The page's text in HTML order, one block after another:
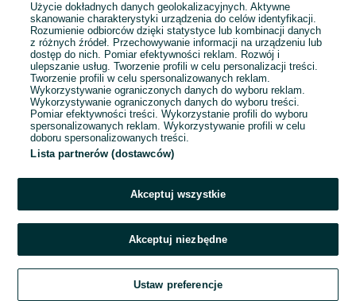
Przejdź na stronę główną
Użycie dokładnych danych geolokalizacyjnych. Aktywne
skanowanie charakterystyki urządzenia do celów identyfikacji.
Rozumienie odbiorców dzięki statystyce lub kombinacji danych
z różnych źródeł. Przechowywanie informacji na urządzeniu lub
dostęp do nich. Pomiar efektywności reklam. Rozwój i
ulepszanie usług. Tworzenie profili w celu personalizacji treści.
Tworzenie profili w celu spersonalizowanych reklam.
Wykorzystywanie ograniczonych danych do wyboru reklam.
Wykorzystywanie ograniczonych danych do wyboru treści.
Pomiar efektywności treści. Wykorzystanie profili do wyboru
spersonalizowanych reklam. Wykorzystywanie profili w celu
doboru spersonalizowanych treści.
Lista partnerów (dostawców)
Akceptuj wszystkie
Akceptuj niezbędne
Ustaw preferencje